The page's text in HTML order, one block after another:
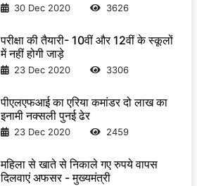
30 Dec 2020 3626
परीक्षा की तैयारी- 10वीं और 12वीं के स्कूलों
में नहीं होगी जाड़े
23 Dec 2020 3306
पीएलएफआई का एरिया कमांडर दो लाख का
इनामी नक्सली पुनई ढेर
23 Dec 2020 2459
महिला से खाते से निकाले गए रुपये वापस
दिलवाएं अफसर - मुख्यमंत्री